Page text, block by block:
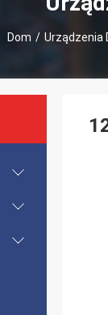
Dom / Urządzenia